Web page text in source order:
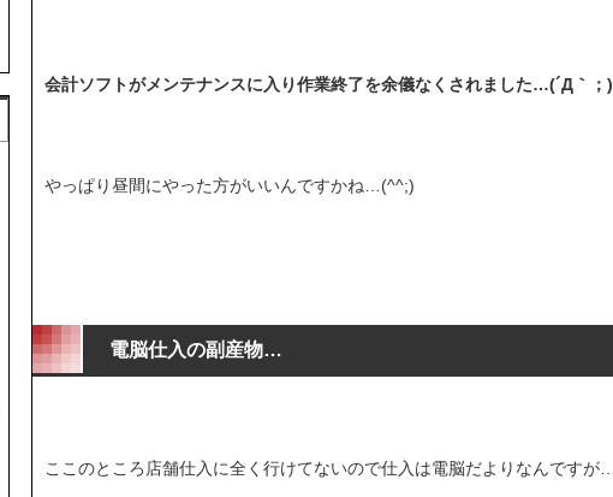
会計ソフトがメンテナンスに入り作業終了を余儀なくされました…(´Д｀；)
やっぱり昼間にやった方がいいんですかね…(^^;)
電脳仕入の副産物…
ここのところ店舗仕入に全く行けてないので仕入は電脳だよりなんですが…